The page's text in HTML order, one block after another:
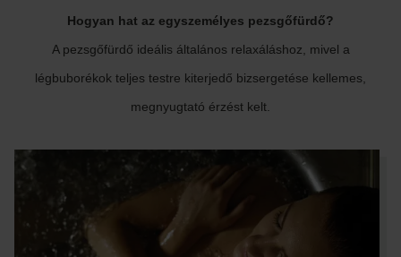
Hogyan hat az egyszemélyes pezsgőfürdő?
A pezsgőfürdő ideális általános relaxáláshoz, mivel a
légbuborékok teljes testre kiterjedő bizsergetése kellemes,
megnyugtató érzést kelt.